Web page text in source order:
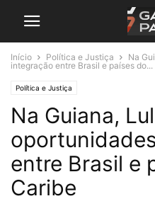
Início Política e Justiça
Na
integração entre Brasil e países do...
Política e Justiça
Na Guiana,
entre Brasil e
Caribe